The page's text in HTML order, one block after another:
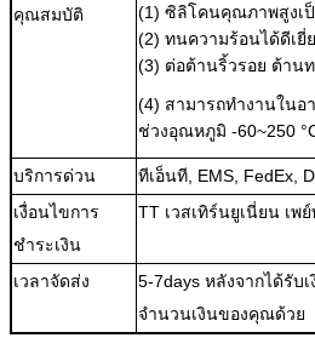
คุณสมบัติ
(1) ซิลิโคนคุณภาพสูงเ
(2) ทนความร้อนได้ดีเ
(3) ต่อต้านริ้วรอย ต้า
(4) สามารถทำงานใน
ช่วงอุณหภูมิ -60~250
บริการด่วน
ทีเอ็นที, EMS, FedEx,
เงื่อนไขการ
ชำระเงิน
TT เวสเทิร์นยูเนี่ยน เพ
เวลาจัดส่ง
5-7days หลังจากได้รั
จำนวนเงินของคุณด้วย